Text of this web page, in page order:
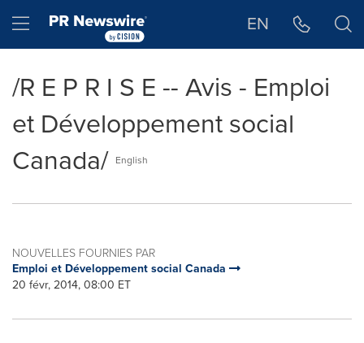
Hamburger menu EN
/R E P R I S E -- Avis - Emploi
et Développement social
Canada/ English
NOUVELLES FOURNIES PAR
Emploi et Développement social Canada
20 févr, 2014, 08:00 ET